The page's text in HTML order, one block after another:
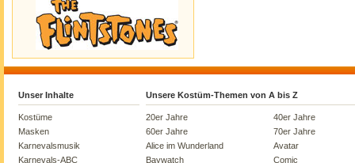
Unser Inhalte
Kostüme
Masken
Karnevalsmusik
Karnevals-ABC
Unsere Kostüm-Themen von A bis Z
20er Jahre
40er Jahre
60er Jahre
70er Jahre
Alice im Wunderland
Avatar
Baywatch
Comic